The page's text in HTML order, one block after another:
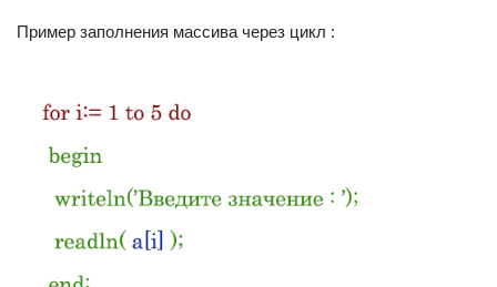
Пример заполнения массива через цикл :